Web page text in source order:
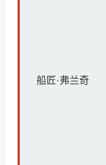
船匠·弗兰奇